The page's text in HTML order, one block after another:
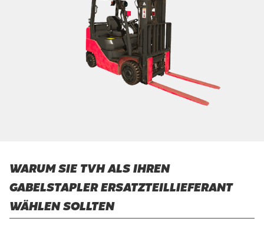
WARUM SIE TVH ALS IHREN
GABELSTAPLER ERSATZTEILLIEFERANT
WÄHLEN SOLLTEN